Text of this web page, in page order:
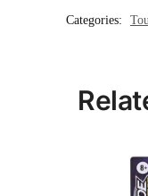
Categories: